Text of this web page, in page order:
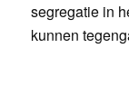
segregatie in
kunnen